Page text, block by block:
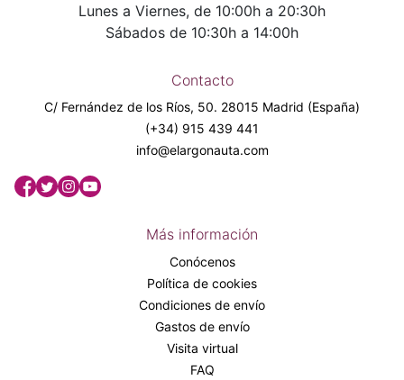
Lunes a Viernes, de 10:00h a 20:30h
Sábados de 10:30h a 14:00h
Contacto
C/ Fernández de los Ríos, 50. 28015 Madrid (España)
(+34) 915 439 441
info@elargonauta.com
Más información
Conócenos
Política de cookies
Condiciones de envío
Gastos de envío
Visita virtual
FAQ